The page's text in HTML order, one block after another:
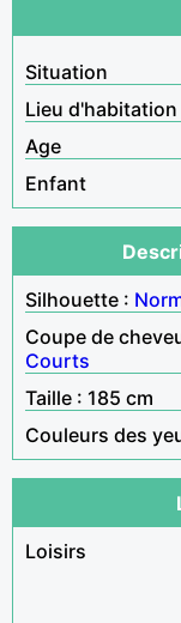
Situation
Lieu d'habitation
Age
Enfant
Silhouette :
Coupe de
Courts
Taille : 185 cm
Couleurs des
Loisirs